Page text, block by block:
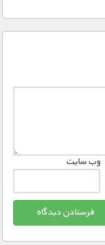
وب‌ سایت